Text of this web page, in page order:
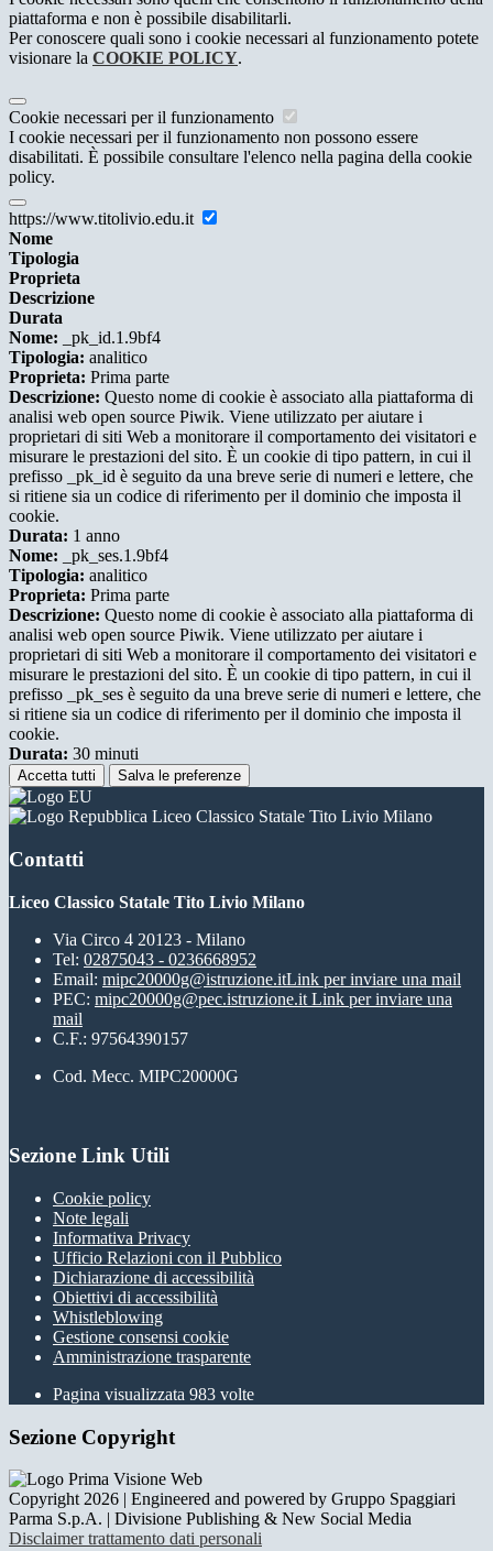
piattaforma e non è possibile disabilitarli.
Per conoscere quali sono i cookie necessari al funzionamento potete
visionare la COOKIE POLICY.
Cookie necessari per il funzionamento
I cookie necessari per il funzionamento non possono essere
disabilitati. È possibile consultare l'elenco nella pagina della cookie
policy.
https://www.titolivio.edu.it
Nome
Tipologia
Proprieta
Descrizione
Durata
Nome: _pk_id.1.9bf4
Tipologia: analitico
Proprieta: Prima parte
Descrizione: Questo nome di cookie è associato alla piattaforma di
analisi web open source Piwik. Viene utilizzato per aiutare i
proprietari di siti Web a monitorare il comportamento dei visitatori e
misurare le prestazioni del sito. È un cookie di tipo pattern, in cui il
prefisso _pk_id è seguito da una breve serie di numeri e lettere, che
si ritiene sia un codice di riferimento per il dominio che imposta il
cookie.
Durata: 1 anno
Nome: _pk_ses.1.9bf4
Tipologia: analitico
Proprieta: Prima parte
Descrizione: Questo nome di cookie è associato alla piattaforma di
analisi web open source Piwik. Viene utilizzato per aiutare i
proprietari di siti Web a monitorare il comportamento dei visitatori e
misurare le prestazioni del sito. È un cookie di tipo pattern, in cui il
prefisso _pk_ses è seguito da una breve serie di numeri e lettere, che
si ritiene sia un codice di riferimento per il dominio che imposta il
cookie.
Durata: 30 minuti
Accetta tutti Salva le preferenze
Liceo Classico Statale Tito Livio Milano
Contatti
Liceo Classico Statale Tito Livio Milano
Via Circo 4 20123 - Milano
Tel: 02875043 - 0236668952
Email: mipc20000g@istruzione.itLink per inviare una mail
PEC: mipc20000g@pec.istruzione.it Link per inviare una
mail
C.F.: 97564390157
Cod. Mecc. MIPC20000G
Sezione Link Utili
Cookie policy
Note legali
Informativa Privacy
Ufficio Relazioni con il Pubblico
Dichiarazione di accessibilità
Obiettivi di accessibilità
Whistleblowing
Gestione consensi cookie
Amministrazione trasparente
Pagina visualizzata 983 volte
Sezione Copyright
Copyright 2026 | Engineered and powered by Gruppo Spaggiari
Parma S.p.A. | Divisione Publishing & New Social Media
Disclaimer trattamento dati personali